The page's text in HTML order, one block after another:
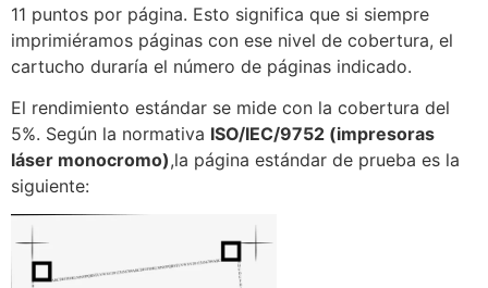
11 puntos por página. Esto significa que si siempre
imprimiéramos páginas con ese nivel de cobertura, el
cartucho duraría el número de páginas indicado.
El rendimiento estándar se mide con la cobertura del
5%. Según la normativa ISO/IEC/9752 (impresoras
láser monocromo),la página estándar de prueba es la
siguiente: